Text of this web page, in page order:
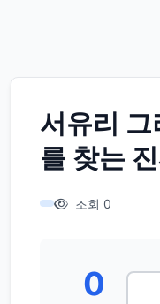
서유리
를 찾는
조회 0
0